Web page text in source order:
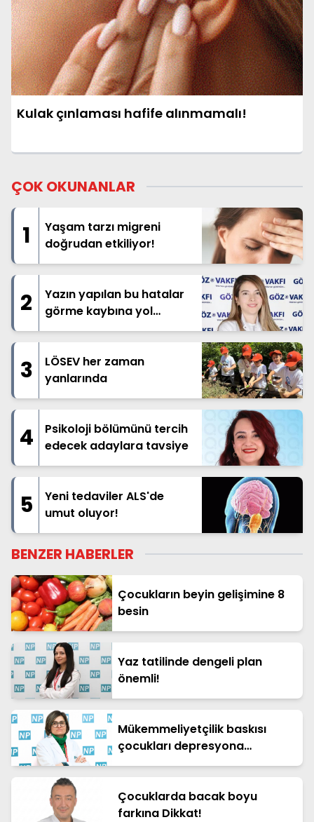
Kulak çınlaması hafife alınmamalı!
ÇOK OKUNANLAR
1
Yaşam tarzı migreni
doğrudan etkiliyor!
2
Yazın yapılan bu hatalar
görme kaybına yol
açabilir!
3
LÖSEV her zaman
yanlarında
4
Psikoloji bölümünü tercih
edecek adaylara tavsiye
5
Yeni tedaviler ALS'de
umut oluyor!
BENZER HABERLER
Çocukların beyin gelişimine 8
besin
Yaz tatilinde dengeli plan
önemli!
Mükemmeliyetçilik baskısı
çocukları depresyona
sürüklüyor!
Çocuklarda bacak boyu
farkına Dikkat!